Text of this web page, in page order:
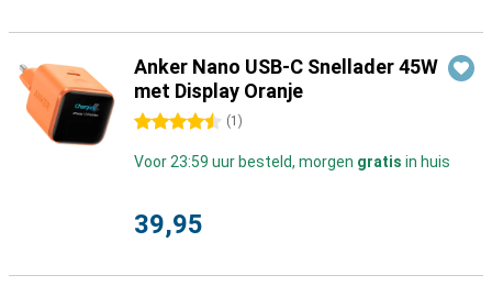
Anker Nano USB-C Snellader 45W
met Display Oranje
4.5 sterren (1 )
Voor 23:59 uur besteld, morgen gratis in huis
39,95